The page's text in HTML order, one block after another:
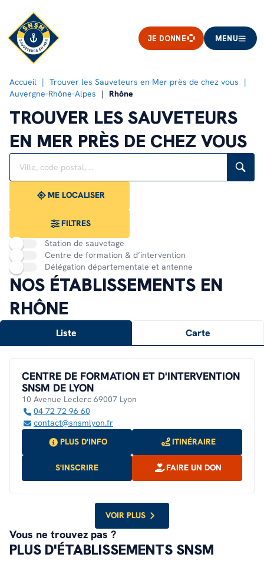
JE DONNE MENU
Accueil
Trouver les Sauveteurs en Mer près de chez vous
Auvergne-Rhône-Alpes
Rhône
TROUVER LES SAUVETEURS
EN MER PRÈS DE CHEZ VOUS
Rechercher
Veuillez
renseigner
adresse
{{count}}
résultat(s)
ME LOCALISER
FILTRES
Station de sauvetage
Centre de formation & d’intervention
Délégation départementale et antenne
NOS ÉTABLISSEMENTS EN
RHÔNE
Liste Carte
CENTRE DE FORMATION ET D'INTERVENTION
SNSM DE LYON
10 Avenue Leclerc 69007 Lyon
04 72 72 96 60
contact@snsmlyon.fr
PLUS D'INFO
ITINÉRAIRE
S'INSCRIRE FAIRE UN DON
VOIR PLUS
Vous ne trouvez pas ?
PLUS D'ÉTABLISSEMENTS SNSM